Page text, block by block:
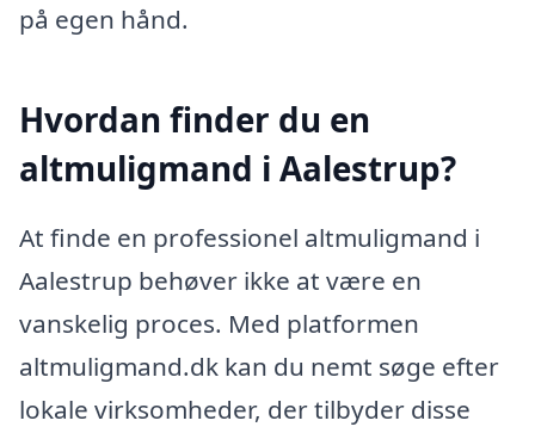
på egen hånd.
Hvordan finder du en
altmuligmand i Aalestrup?
At finde en professionel altmuligmand i
Aalestrup behøver ikke at være en
vanskelig proces. Med platformen
altmuligmand.dk kan du nemt søge efter
lokale virksomheder, der tilbyder disse